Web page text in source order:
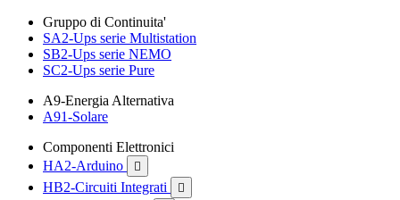
Gruppo di Continuita'
SA2-Ups serie Multistation
SB2-Ups serie NEMO
SC2-Ups serie Pure
A9-Energia Alternativa
A91-Solare
Componenti Elettronici
HA2-Arduino

HB2-Circuiti Integrati 